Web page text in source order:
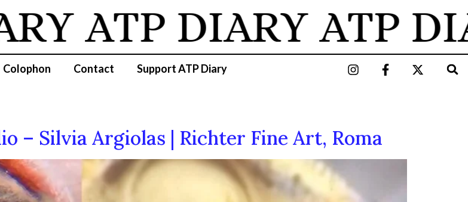
ATP DIARY ATP
Colophon Contact Support ATP Diary
– Silvia Argiolas | Richter Fine Art, Roma